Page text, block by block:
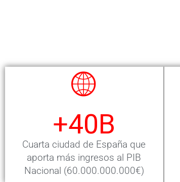
Cuarta ciudad de España que
aporta más ingresos al PIB
Nacional (60.000.000.000€)
+40B